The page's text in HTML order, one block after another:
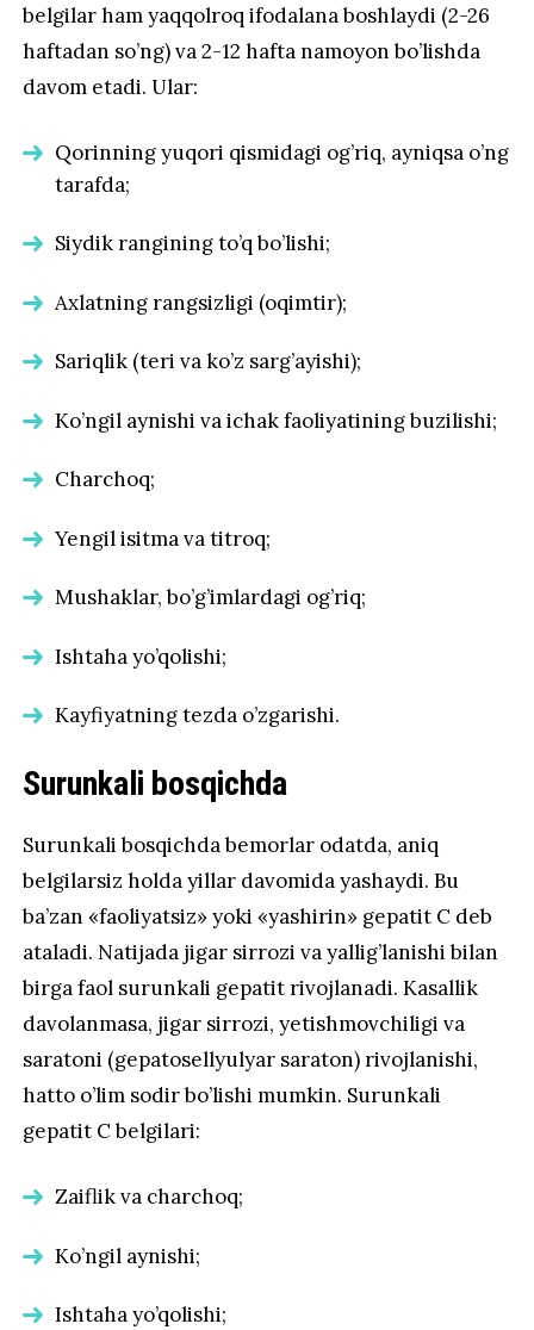
belgilar ham yaqqolroq ifodalana boshlaydi (2-26
haftadan so’ng) va 2-12 hafta namoyon bo’lishda
davom etadi. Ular:
Qorinning yuqori qismidagi og’riq, ayniqsa o’ng
tarafda;
Siydik rangining to’q bo’lishi;
Axlatning rangsizligi (oqimtir);
Sariqlik (teri va ko’z sarg’ayishi);
Ko’ngil aynishi va ichak faoliyatining buzilishi;
Charchoq;
Yengil isitma va titroq;
Mushaklar, bo’g’imlardagi og’riq;
Ishtaha yo’qolishi;
Kayfiyatning tezda o’zgarishi.
Surunkali bosqichda
Surunkali bosqichda bemorlar odatda, aniq
belgilarsiz holda yillar davomida yashaydi. Bu
ba’zan «faoliyatsiz» yoki «yashirin» gepatit C deb
ataladi. Natijada jigar sirrozi va yallig’lanishi bilan
birga faol surunkali gepatit rivojlanadi. Kasallik
davolanmasa, jigar sirrozi, yetishmovchiligi va
saratoni (gepatosellyulyar saraton) rivojlanishi,
hatto o’lim sodir bo’lishi mumkin. Surunkali
gepatit C belgilari:
Zaiflik va charchoq;
Ko’ngil aynishi;
Ishtaha yo’qolishi;